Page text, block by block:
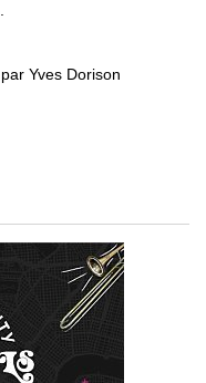
par Yves Dorison